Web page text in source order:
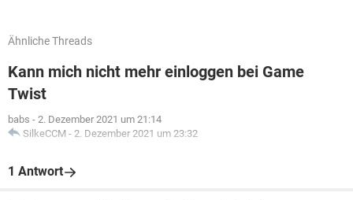
Ähnliche Threads
Kann mich nicht mehr einloggen bei Game
Twist
babs - 2. Dezember 2021 um 21:14
SilkeCCM - 2. Dezember 2021 um 23:32
1 Antwort